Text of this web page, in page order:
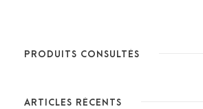
PRODUITS CONSULTÉS
ARTICLES RÉCENTS